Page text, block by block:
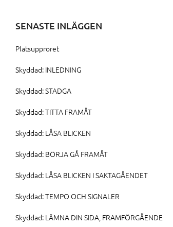
SENASTE INLÄGGEN
Platsupproret
Skyddad: INLEDNING
Skyddad: STADGA
Skyddad: TITTA FRAMÅT
Skyddad: LÅSA BLICKEN
Skyddad: BÖRJA GÅ FRAMÅT
Skyddad: LÅSA BLICKEN I SAKTAGÅENDET
Skyddad: TEMPO OCH SIGNALER
Skyddad: LÄMNA DIN SIDA, FRAMFÖRGÅENDE